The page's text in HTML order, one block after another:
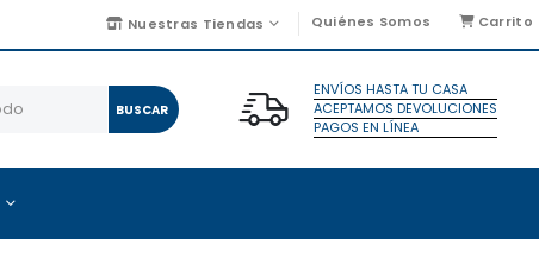
Nuestras Tiendas Quiénes Somos Carrito
BUSCAR
ENVÍOS HASTA TU CASA
ACEPTAMOS DEVOLUCIONES
PAGOS EN LÍNEA